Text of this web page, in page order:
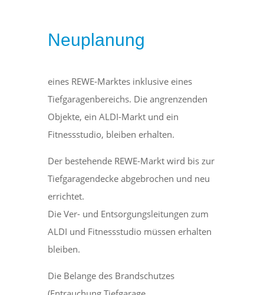
Neuplanung
eines REWE-Marktes inklusive eines
Tiefgaragenbereichs. Die angrenzenden
Objekte, ein ALDI-Markt und ein
Fitnessstudio, bleiben erhalten.
Der bestehende REWE-Markt wird bis zur
Tiefgaragendecke abgebrochen und neu
errichtet.
Die Ver- und Entsorgungsleitungen zum
ALDI und Fitnessstudio müssen erhalten
bleiben.
Die Belange des Brandschutzes